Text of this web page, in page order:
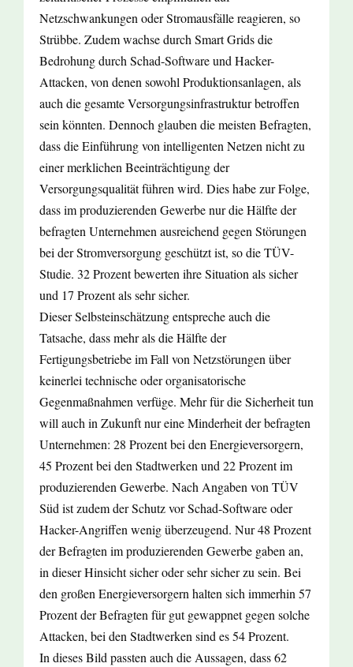
Netzschwankungen oder Stromausfälle reagieren, so
Strübbe. Zudem wachse durch Smart Grids die
Bedrohung durch Schad-Software und Hacker-
Attacken, von denen sowohl Produktionsanlagen, als
auch die gesamte Versorgungsinfrastruktur betroffen
sein könnten. Dennoch glauben die meisten Befragten,
dass die Einführung von intelligenten Netzen nicht zu
einer merklichen Beeinträchtigung der
Versorgungsqualität führen wird. Dies habe zur Folge,
dass im produzierenden Gewerbe nur die Hälfte der
befragten Unternehmen ausreichend gegen Störungen
bei der Stromversorgung geschützt ist, so die TÜV-
Studie. 32 Prozent bewerten ihre Situation als sicher
und 17 Prozent als sehr sicher.
Dieser Selbsteinschätzung entspreche auch die
Tatsache, dass mehr als die Hälfte der
Fertigungsbetriebe im Fall von Netzstörungen über
keinerlei technische oder organisatorische
Gegenmaßnahmen verfüge. Mehr für die Sicherheit tun
will auch in Zukunft nur eine Minderheit der befragten
Unternehmen: 28 Prozent bei den Energieversorgern,
45 Prozent bei den Stadtwerken und 22 Prozent im
produzierenden Gewerbe. Nach Angaben von TÜV
Süd ist zudem der Schutz vor Schad-Software oder
Hacker-Angriffen wenig überzeugend. Nur 48 Prozent
der Befragten im produzierenden Gewerbe gaben an,
in dieser Hinsicht sicher oder sehr sicher zu sein. Bei
den großen Energieversorgern halten sich immerhin 57
Prozent der Befragten für gut gewappnet gegen solche
Attacken, bei den Stadtwerken sind es 54 Prozent.
In dieses Bild passten auch die Aussagen, dass 62